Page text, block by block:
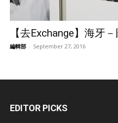
【去Exchange】海牙
編輯部 - September 27, 2016
EDITOR PICKS